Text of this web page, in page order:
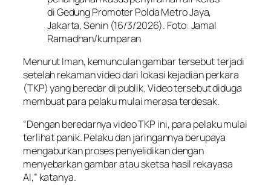
di Gedung Promoter Polda Metro Jaya,
Jakarta, Senin (16/3/2026). Foto: Jamal
Ramadhan/kumparan
Menurut Iman, kemunculan gambar tersebut terjadi
setelah rekaman video dari lokasi kejadian perkara
(TKP) yang beredar di publik. Video tersebut diduga
membuat para pelaku mulai merasa terdesak.
“Dengan beredarnya video TKP ini, para pelaku mulai
terlihat panik. Pelaku dan jaringannya berupaya
mengaburkan proses penyelidikan dengan
menyebarkan gambar atau sketsa hasil rekayasa
AI,” katanya.